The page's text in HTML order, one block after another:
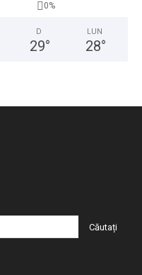
0%
D
29°
LUN
28°